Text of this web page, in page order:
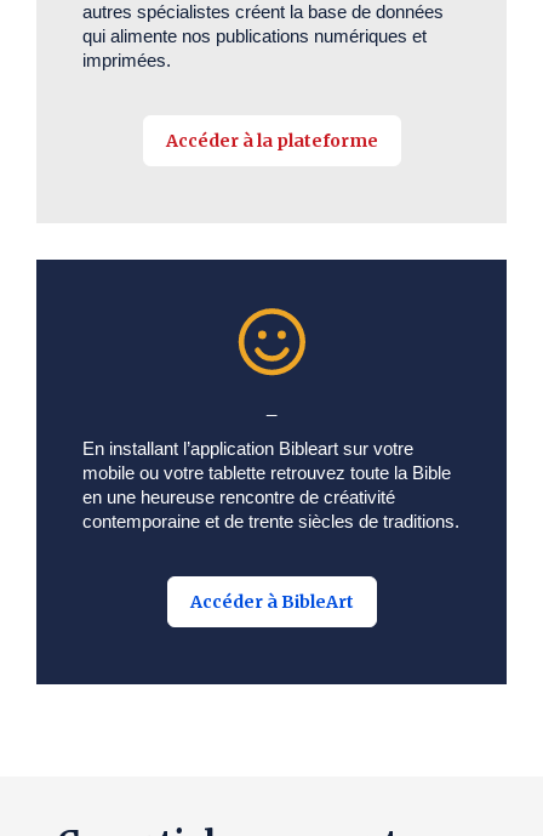
autres spécialistes créent la base de données
qui alimente nos publications numériques et
imprimées.
Accéder à la plateforme
En installant l’application Bibleart sur votre
mobile ou votre tablette retrouvez toute la Bible
en une heureuse rencontre de créativité
contemporaine et de trente siècles de traditions.
Accéder à BibleArt